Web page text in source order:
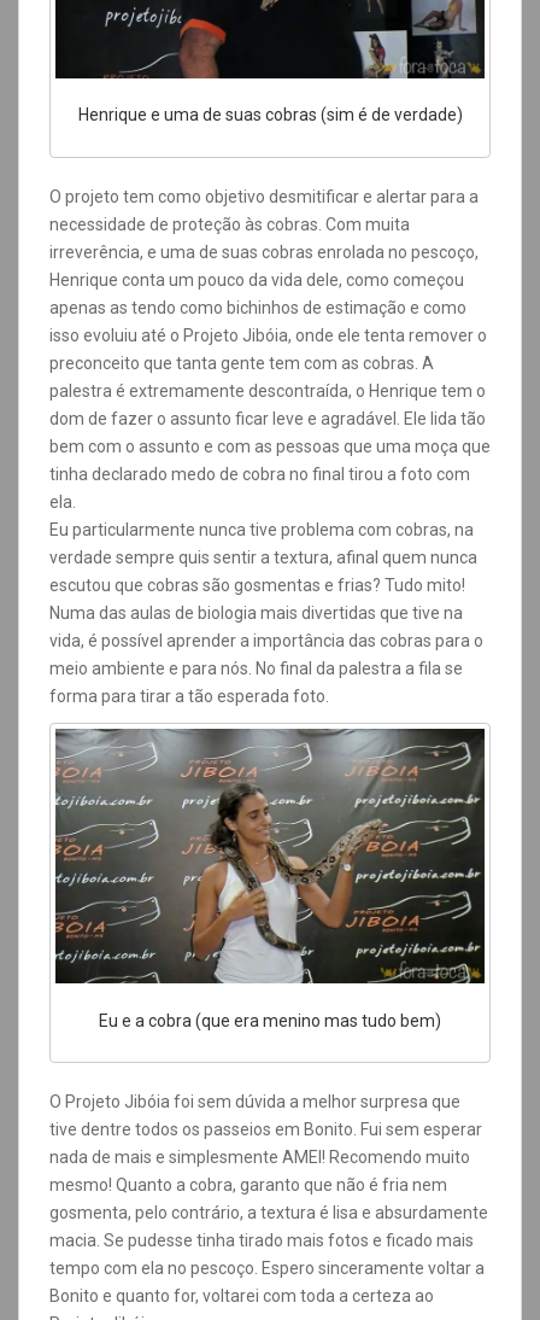
Henrique e uma de suas cobras (sim é de verdade)
O projeto tem como objetivo desmitificar e alertar para a
necessidade de proteção às cobras. Com muita
irreverência, e uma de suas cobras enrolada no pescoço,
Henrique conta um pouco da vida dele, como começou
apenas as tendo como bichinhos de estimação e como
isso evoluiu até o Projeto Jibóia, onde ele tenta remover o
preconceito que tanta gente tem com as cobras. A
palestra é extremamente descontraída, o Henrique tem o
dom de fazer o assunto ficar leve e agradável. Ele lida tão
bem com o assunto e com as pessoas que uma moça que
tinha declarado medo de cobra no final tirou a foto com
ela.
Eu particularmente nunca tive problema com cobras, na
verdade sempre quis sentir a textura, afinal quem nunca
escutou que cobras são gosmentas e frias? Tudo mito!
Numa das aulas de biologia mais divertidas que tive na
vida, é possível aprender a importância das cobras para o
meio ambiente e para nós. No final da palestra a fila se
forma para tirar a tão esperada foto.
Eu e a cobra (que era menino mas tudo bem)
O Projeto Jibóia foi sem dúvida a melhor surpresa que
tive dentre todos os passeios em Bonito. Fui sem esperar
nada de mais e simplesmente AMEI! Recomendo muito
mesmo! Quanto a cobra, garanto que não é fria nem
gosmenta, pelo contrário, a textura é lisa e absurdamente
macia. Se pudesse tinha tirado mais fotos e ficado mais
tempo com ela no pescoço. Espero sinceramente voltar a
Bonito e quanto for, voltarei com toda a certeza ao